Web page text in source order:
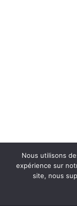
Nous utilisons
expérience sur
site, nous